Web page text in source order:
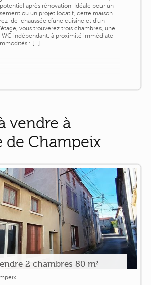
après rénovation. Idéale pour un
ou un projet locatif, cette maison
de-chaussée d'une cuisine et d'un
vous trouverez trois chambres, une
WC indépendant. à proximité immédiate
: [...]
vendre à
de Champeix
2 chambres 80 m²